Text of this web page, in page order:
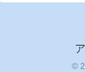
©